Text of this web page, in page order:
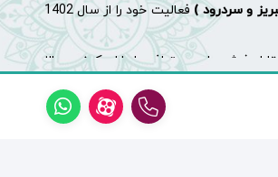
و سردرود )
فعالیت خود را از سال 1402
فرش های دستباف ما دارای کیفیت بالا
دستباف مینیاتور ، تابلوفرش دستباف